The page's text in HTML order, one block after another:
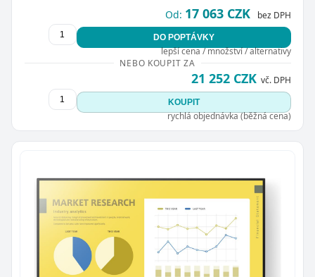
Od: 17 063 CZK bez DPH
DO POPTÁVKY
lepší cena / množství / alternativy
NEBO KOUPIT ZA
21 252 CZK vč. DPH
KOUPIT
rychlá objednávka (běžná cena)